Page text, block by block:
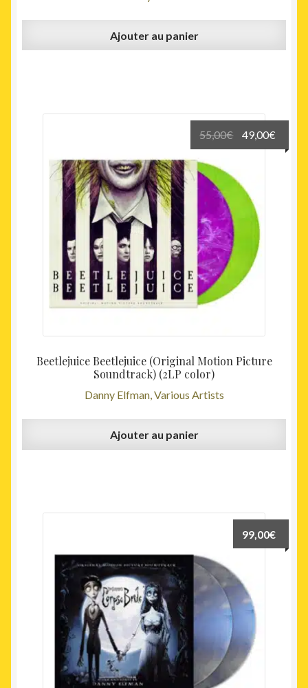
Ajouter au panier
Beetlejuice Beetlejuice (Original Motion Picture
Soundtrack) (2LP color)
Danny Elfman, Various Artists
55,00€
Le
prix
était :
55,00€.
49,00€
prix
Ajouter au panier
99,00€